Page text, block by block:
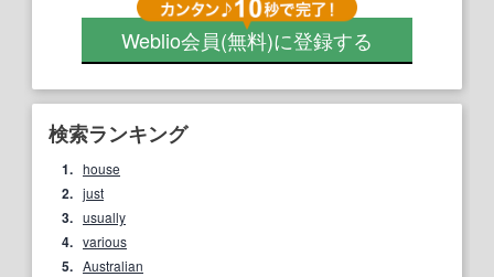
Weblio会員(無料)に登録する
検索ランキング
1. house
2. just
3. usually
4. various
5. Australian